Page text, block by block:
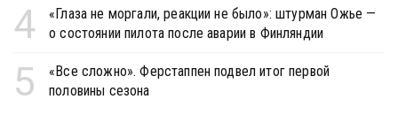
4
«Глаза не моргали, реакции не было»: штурман Ожье —
о состоянии пилота после аварии в Финляндии
5
«Все сложно». Ферстаппен подвел итог первой
половины сезона